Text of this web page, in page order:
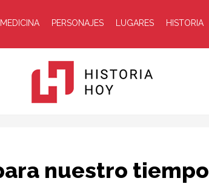
MEDICINA PERSONAJES LUGARES HISTORIA
nuestro tiempo